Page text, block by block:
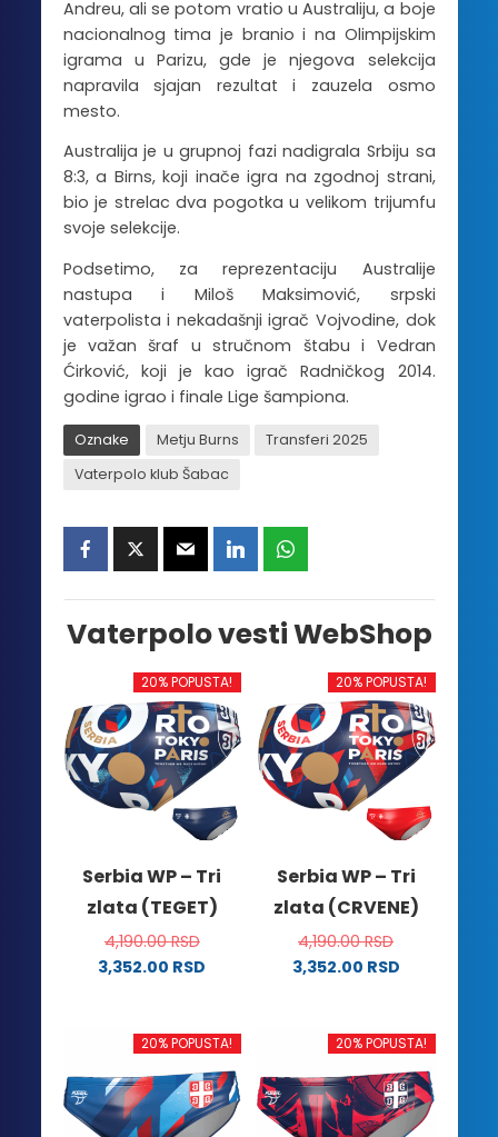
Andreu, ali se potom vratio u Australiju, a boje
nacionalnog tima je branio i na Olimpijskim
igrama u Parizu, gde je njegova selekcija
napravila sjajan rezultat i zauzela osmo
mesto.
Australija je u grupnoj fazi nadigrala Srbiju sa
8:3, a Birns, koji inače igra na zgodnoj strani,
bio je strelac dva pogotka u velikom trijumfu
svoje selekcije.
Podsetimo, za reprezentaciju Australije
nastupa i Miloš Maksimović, srpski
vaterpolista i nekadašnji igrač Vojvodine, dok
je važan šraf u stručnom štabu i Vedran
Ćirković, koji je kao igrač Radničkog 2014.
godine igrao i finale Lige šampiona.
Oznake Metju Burns
Transferi 2025
Vaterpolo klub Šabac
Vaterpolo vesti WebShop
20% POPUSTA!
Serbia WP – Tri
zlata (TEGET)
4,190.00RSD
3,352.00 RSD
ima
varijanti.
Opcije
20% POPUSTA!
Serbia WP – Tri
zlata (CRVENE)
4,190.00RSD
3,352.00 RSD
ima
varijanti.
Opcije
20% POPUSTA! 20% POPUSTA!